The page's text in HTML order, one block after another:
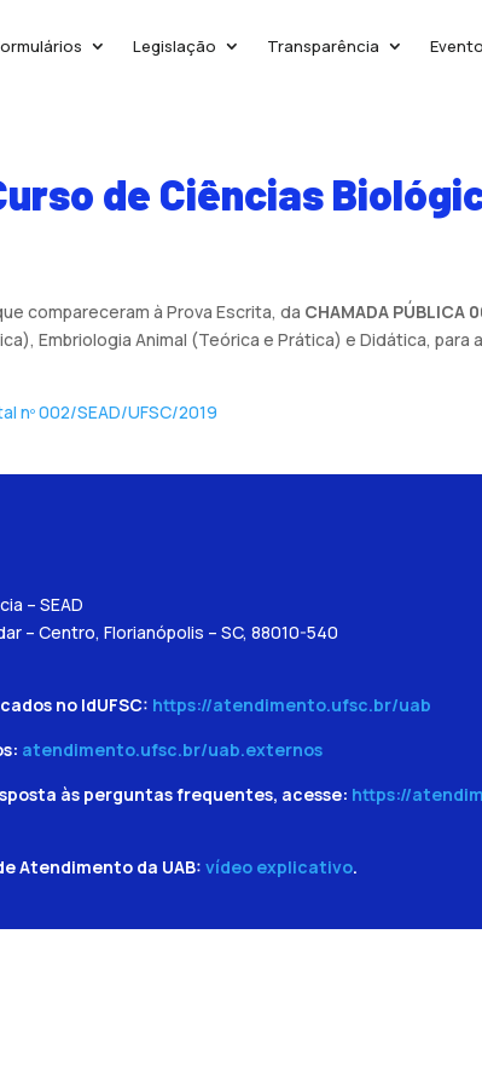
Legislação Transparência
de Ciências
compareceram à Prova Escrita, da CHAMADA PÚBLICA
Embriologia Animal (Teórica e Prática) e Didática, para
nº 002/SEAD/UFSC/2019
– SEAD
– Centro, Florianópolis – SC, 88010-540
no IdUFSC: https://atendimento.ufsc.br/uab
atendimento.ufsc.br/uab.externos
às perguntas frequentes, acesse: https://
Atendimento da UAB: vídeo explicativo.